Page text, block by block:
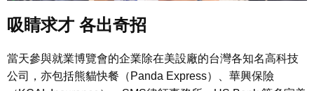
吸睛求才 各出奇招
當天參與就業博覽會的企業除在美設廠的台灣各知名高科技
公司，亦包括熊貓快餐（Panda Express）、華興保險